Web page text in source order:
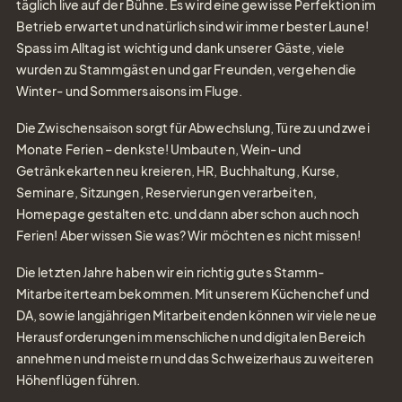
täglich live auf der Bühne. Es wird eine gewisse Perfektion im
Betrieb erwartet und natürlich sind wir immer bester Laune!
Spass im Alltag ist wichtig und dank unserer Gäste, viele
wurden zu Stammgästen und gar Freunden, vergehen die
Winter- und Sommersaisons im Fluge.
Die Zwischensaison sorgt für Abwechslung, Türe zu und zwei
Monate Ferien – denkste! Umbauten, Wein- und
Getränkekarten neu kreieren, HR, Buchhaltung, Kurse,
Seminare, Sitzungen, Reservierungen verarbeiten,
Homepage gestalten etc. und dann aber schon auch noch
Ferien! Aber wissen Sie was? Wir möchten es nicht missen!
Die letzten Jahre haben wir ein richtig gutes Stamm-
Mitarbeiterteam bekommen. Mit unserem Küchenchef und
DA, sowie langjährigen Mitarbeitenden können wir viele neue
Herausforderungen im menschlichen und digitalen Bereich
annehmen und meistern und das Schweizerhaus zu weiteren
Höhenflügen führen.